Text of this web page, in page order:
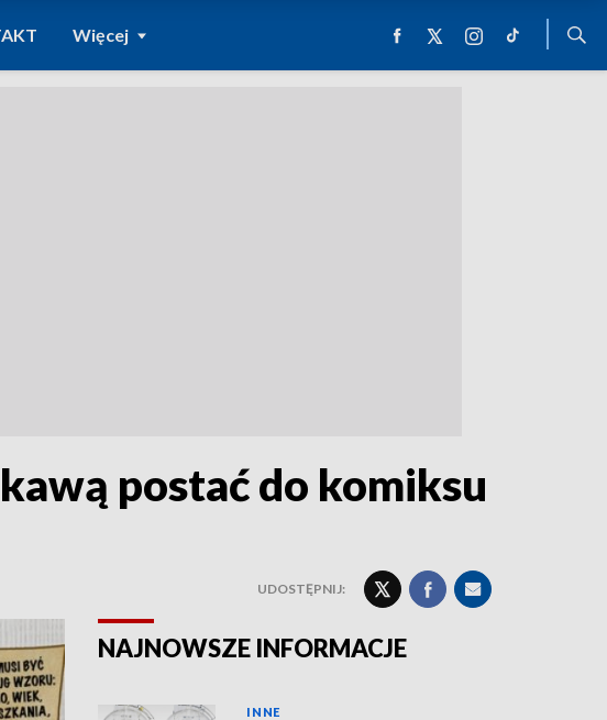
Więcej
postać do komiksu
UDOSTĘPNIJ:
NAJNOWSZE INFORMACJE
INNE